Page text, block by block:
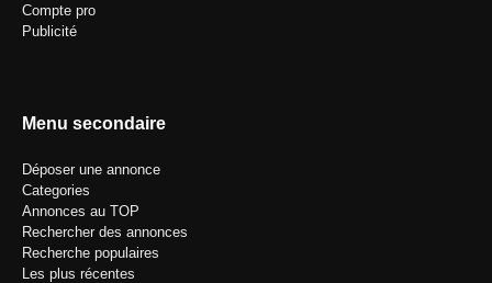
Compte pro
Publicité
Menu secondaire
Déposer une annonce
Categories
Annonces au TOP
Rechercher des annonces
Recherche populaires
Les plus récentes